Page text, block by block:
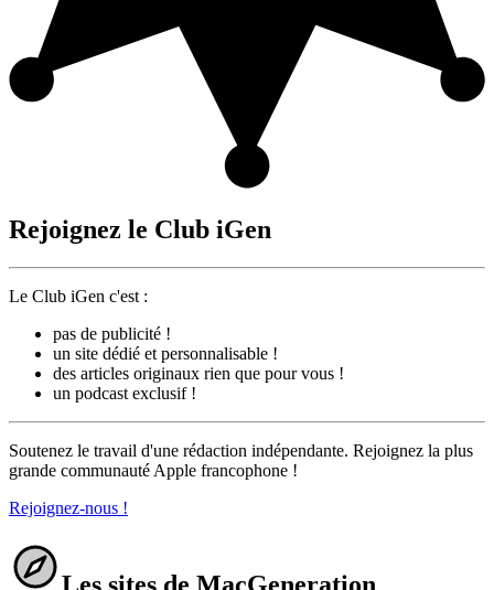
Rejoignez le Club iGen
Le Club iGen c'est :
pas de publicité !
un site dédié et personnalisable !
des articles originaux rien que pour vous !
un podcast exclusif !
Soutenez le travail d'une rédaction indépendante. Rejoignez la plus
grande communauté Apple francophone !
Rejoignez-nous !
Les sites de MacGeneration